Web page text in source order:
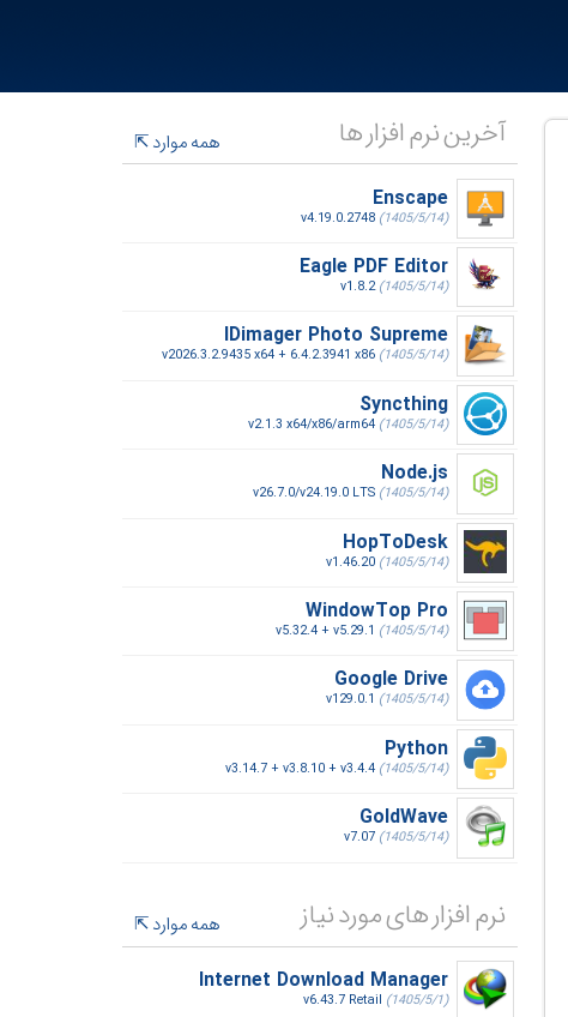
آخرین نرم افزار ها
همه موارد
Enscape
v4.19.0.2748 (1405/5/14)
Eagle PDF Editor
v1.8.2(1405/5/14)
IDimager Photo Supreme
v2026.3.2.9435 x64 + 6.4.2.3941 x86 (1405/5/14)
Syncthing
v2.1.3 x64/x86/arm64 (1405/5/14)
Node.js
v26.7.0/v24.19.0 LTS (1405/5/14)
HopToDesk
v1.46.20 (1405/5/14)
WindowTop Pro
v5.32.4 + v5.29.1 (1405/5/14)
Google Drive
v129.0.1 (1405/5/14)
Python
v3.14.7 + v3.8.10 + v3.4.4 (1405/5/14)
GoldWave
v7.07 (1405/5/14)
نرم افزار های مورد نیاز
همه موارد
Internet Download Manager
v6.43.7 Retail (1405/5/1)